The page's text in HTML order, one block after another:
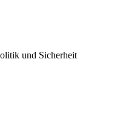
und Sicherheit